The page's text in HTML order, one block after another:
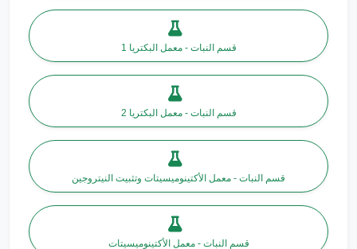
قسم النبات - معمل البكتريا 1
قسم النبات - معمل البكتريا 2
قسم النبات - معمل الأكتينوميسيتات وتثبيت النيتروجين
قسم النبات - معمل الأكتينوميسيتات